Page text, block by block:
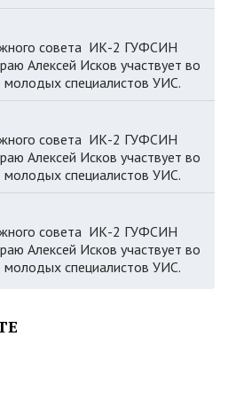
совета ИК-2 ГУФСИН
Алексей Исков участвует во
специалистов УИС.
совета ИК-2 ГУФСИН
Алексей Исков участвует во
специалистов УИС.
совета ИК-2 ГУФСИН
Алексей Исков участвует во
специалистов УИС.